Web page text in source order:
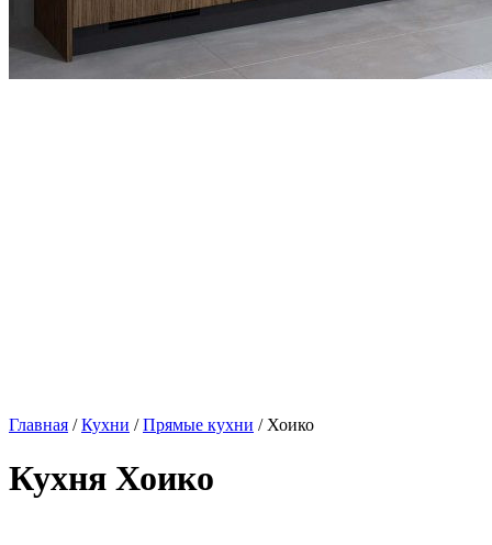
Главная /Кухни /Прямые кухни / Хоико
Кухня Хоико